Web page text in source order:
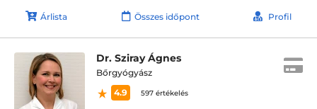
Árlista Összes időpont Profil
Dr. Sziray Ágnes
Bőrgyógyász
4.9
597 értékelés